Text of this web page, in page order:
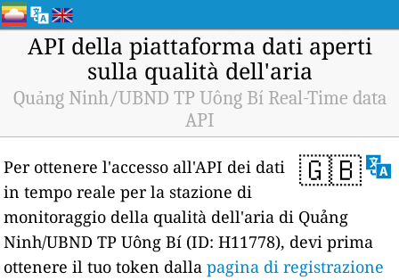
API della piattaforma dati aperti
sulla qualità dell'aria
Quảng Ninh/UBND TP Uông Bí Real-Time data
API
🇬🇧
Per ottenere l'accesso all'API dei dati
in tempo reale per la stazione di
monitoraggio della qualità dell'aria di Quảng
Ninh/UBND TP Uông Bí (ID: H11778), devi prima
ottenere il tuo token dallapagina di registrazione